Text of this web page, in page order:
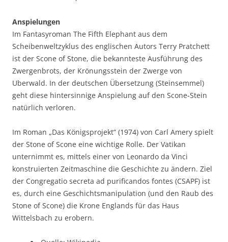
Anspielungen
Im Fantasyroman The Fifth Elephant aus dem
Scheibenweltzyklus des englischen Autors Terry Pratchett
ist der Scone of Stone, die bekannteste Ausführung des
Zwergenbrots, der Krönungsstein der Zwerge von
Uberwald. In der deutschen Übersetzung (Steinsemmel)
geht diese hintersinnige Anspielung auf den Scone-Stein
natürlich verloren.
Im Roman „Das Königsprojekt“ (1974) von Carl Amery spielt
der Stone of Scone eine wichtige Rolle. Der Vatikan
unternimmt es, mittels einer von Leonardo da Vinci
konstruierten Zeitmaschine die Geschichte zu ändern. Ziel
der Congregatio secreta ad purificandos fontes (CSAPF) ist
es, durch eine Geschichtsmanipulation (und den Raub des
Stone of Scone) die Krone Englands für das Haus
Wittelsbach zu erobern.